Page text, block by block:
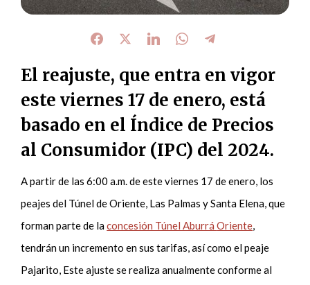
El reajuste, que entra en vigor
este viernes 17 de enero, está
basado en el Índice de Precios
al Consumidor (IPC) del 2024.
A partir de las 6:00 a.m. de este viernes 17 de enero, los
peajes del Túnel de Oriente, Las Palmas y Santa Elena, que
forman parte de laconcesión Túnel AburráOriente,
tendrán un incremento en sus tarifas, así como el peaje
Pajarito, Este ajuste se realiza anualmente conforme al